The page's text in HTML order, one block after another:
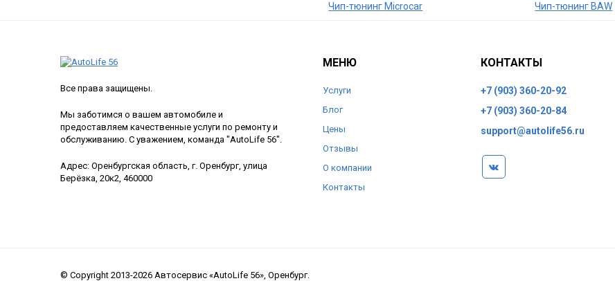
Чип-тюнинг Microcar
Чип-тюнинг BAW
Все права защищены.
Мы заботимся о вашем автомобиле и
предоставляем качественные услуги по ремонту и
обслуживанию. С уважением, команда "AutoLife 56".
Адрес: Оренбургская область, г. Оренбург, улица
Берёзка, 20к2, 460000
МЕНЮ
Услуги
Блог
Цены
Отзывы
О компании
Контакты
КОНТАКТЫ
+7 (903) 360-20-92
+7 (903) 360-20-84
support@autolife56.ru
© Copyright 2013-2026 Автосервис «AutoLife 56», Оренбург.